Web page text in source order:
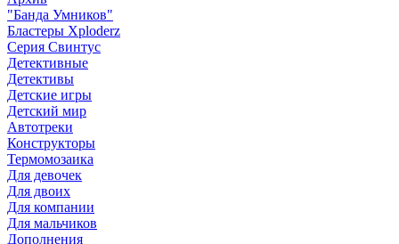
"Банда Умников"
Бластеры Xploderz
Cерия Свинтус
Детективные
Детективы
Детские игры
Детский мир
Автотреки
Конструкторы
Термомозаика
Для девочек
Для двоих
Для компании
Для мальчиков
Дополнения